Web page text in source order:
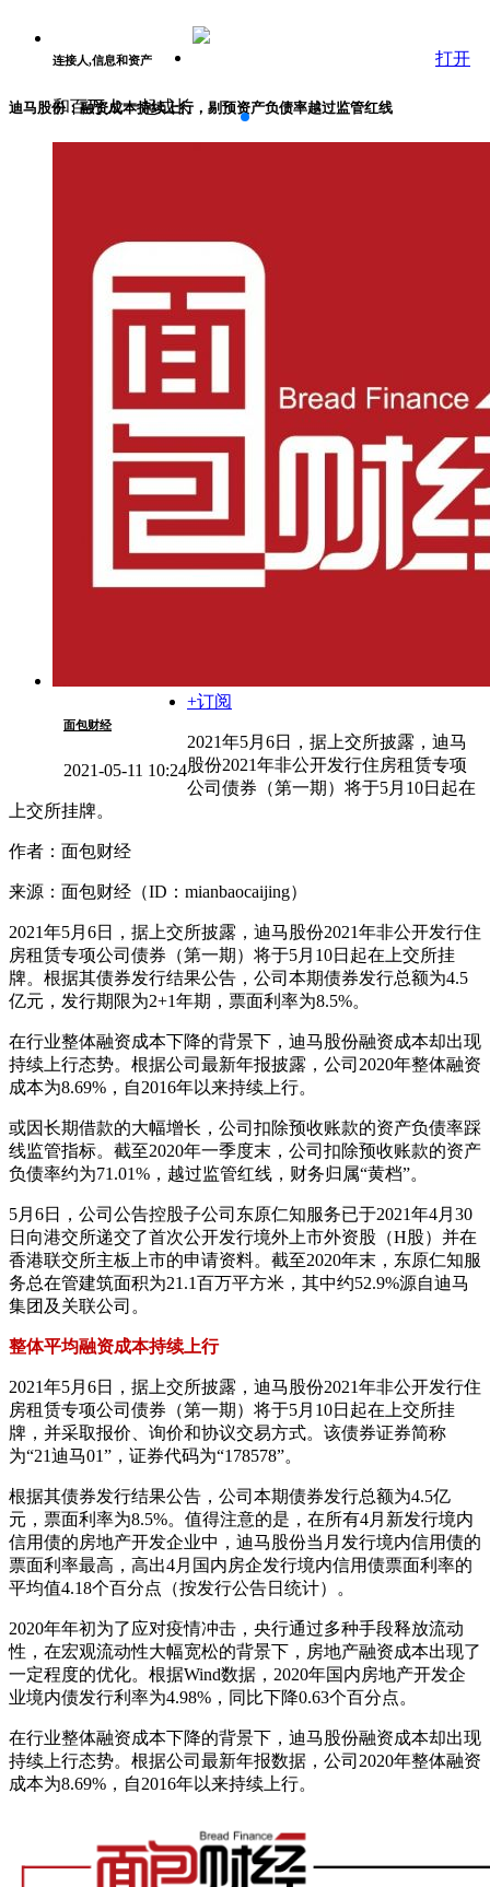
连接人,信息和资产
和百万人一起成长
打开
迪马股份：融资成本持续上行，剔预资产负债率越过监管红线
面包财经
2021-05-11 10:24
+订阅
2021年5月6日，据上交所披露，迪马
股份2021年非公开发行住房租赁专项
公司债券（第一期）将于5月10日起在
上交所挂牌。
作者：面包财经
来源：面包财经（ID：mianbaocaijing）
2021年5月6日，据上交所披露，迪马股份2021年非公开发行住
房租赁专项公司债券（第一期）将于5月10日起在上交所挂
牌。根据其债券发行结果公告，公司本期债券发行总额为4.5
亿元，发行期限为2+1年期，票面利率为8.5%。
在行业整体融资成本下降的背景下，迪马股份融资成本却出现
持续上行态势。根据公司最新年报披露，公司2020年整体融资
成本为8.69%，自2016年以来持续上行。
或因长期借款的大幅增长，公司扣除预收账款的资产负债率踩
线监管指标。截至2020年一季度末，公司扣除预收账款的资产
负债率约为71.01%，越过监管红线，财务归属“黄档”。
5月6日，公司公告控股子公司东原仁知服务已于2021年4月30
日向港交所递交了首次公开发行境外上市外资股（H股）并在
香港联交所主板上市的申请资料。截至2020年末，东原仁知服
务总在管建筑面积为21.1百万平方米，其中约52.9%源自迪马
集团及关联公司。
整体平均融资成本持续上行
2021年5月6日，据上交所披露，迪马股份2021年非公开发行住
房租赁专项公司债券（第一期）将于5月10日起在上交所挂
牌，并采取报价、询价和协议交易方式。该债券证券简称
为“21迪马01”，证券代码为“178578”。
根据其债券发行结果公告，公司本期债券发行总额为4.5亿
元，票面利率为8.5%。值得注意的是，在所有4月新发行境内
信用债的房地产开发企业中，迪马股份当月发行境内信用债的
票面利率最高，高出4月国内房企发行境内信用债票面利率的
平均值4.18个百分点（按发行公告日统计）。
2020年年初为了应对疫情冲击，央行通过多种手段释放流动
性，在宏观流动性大幅宽松的背景下，房地产融资成本出现了
一定程度的优化。根据Wind数据，2020年国内房地产开发企
业境内债发行利率为4.98%，同比下降0.63个百分点。
在行业整体融资成本下降的背景下，迪马股份融资成本却出现
持续上行态势。根据公司最新年报数据，公司2020年整体融资
成本为8.69%，自2016年以来持续上行。